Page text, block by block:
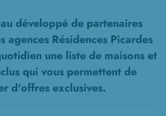
développé de partenaires
agences Résidences Picardes
une liste de maisons et
qui vous permettent de
d'offres exclusives.